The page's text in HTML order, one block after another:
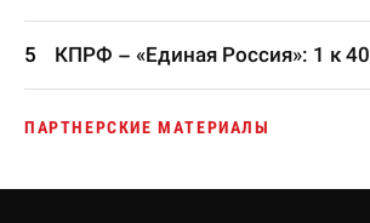
КПРФ – «Единая Россия»: 1 к 40
ПАРТНЕРСКИЕ МАТЕРИАЛЫ